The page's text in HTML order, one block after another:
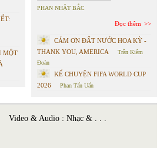
MỘT
PHAN NHẬT BẮC
Đọc thêm
CÁM ƠN ĐẤT NƯỚC HOA KỲ -
THANK YOU, AMERICA
Trần Kiêm
Đoàn
KỂ CHUYỆN FIFA WORLD CUP
2026
Phan Tấn Uẩn
Video & Audio : Nhạc & . . .